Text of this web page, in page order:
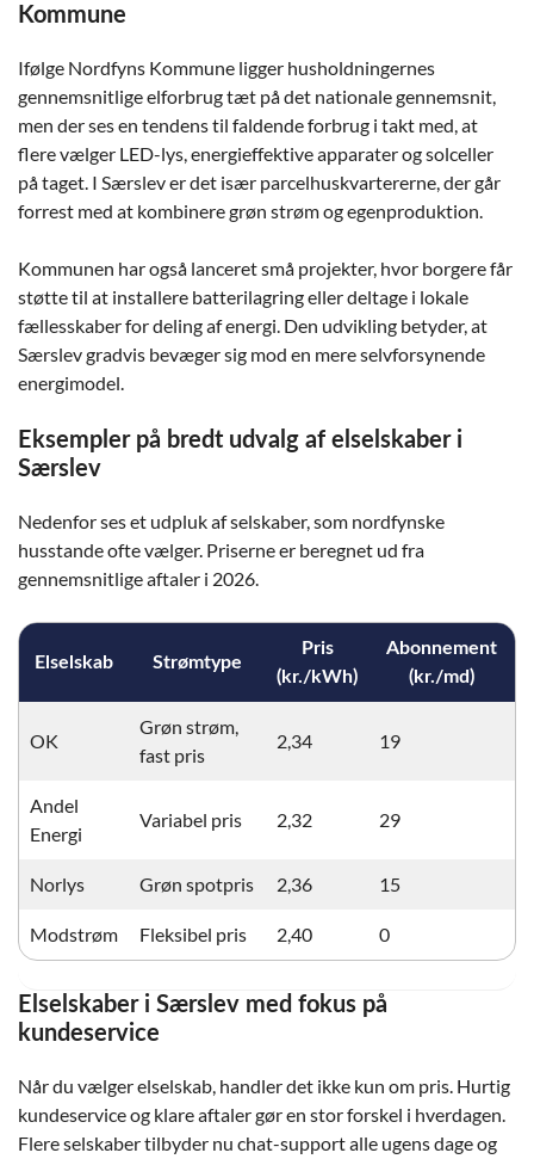
Kommune
Ifølge Nordfyns Kommune ligger husholdningernes
gennemsnitlige elforbrug tæt på det nationale gennemsnit,
men der ses en tendens til faldende forbrug i takt med, at
flere vælger LED-lys, energieffektive apparater og solceller
på taget. I Særslev er det især parcelhuskvartererne, der går
forrest med at kombinere grøn strøm og egenproduktion.
Kommunen har også lanceret små projekter, hvor borgere får
støtte til at installere batterilagring eller deltage i lokale
fællesskaber for deling af energi. Den udvikling betyder, at
Særslev gradvis bevæger sig mod en mere selvforsynende
energimodel.
Eksempler på bredt udvalg af elselskaber i
Særslev
Nedenfor ses et udpluk af selskaber, som nordfynske
husstande ofte vælger. Priserne er beregnet ud fra
gennemsnitlige aftaler i 2026.
Elselskab Strømtype
Pris
(kr./kWh)
Abonnement
(kr./md)
OK
Grøn strøm,
fast pris
2,34 19
Andel
Energi
Variabel pris 2,32 29
Norlys Grøn spotpris 2,36 15
Modstrøm Fleksibel pris 2,40 0
Elselskaber i Særslev med fokus på
kundeservice
Når du vælger elselskab, handler det ikke kun om pris. Hurtig
kundeservice og klare aftaler gør en stor forskel i hverdagen.
Flere selskaber tilbyder nu chat-support alle ugens dage og